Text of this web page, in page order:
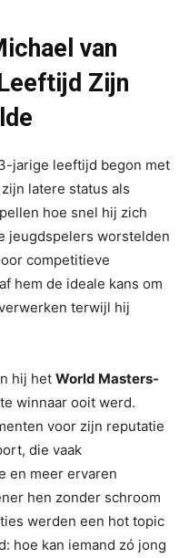
van
Zijn
jarige leeftijd begon met
latere status als
hoe snel hij zich
jeugdspelers worstelden
competitieve
hem de ideale kans om
terwijl hij
hij het World Masters-
winnaar ooit werd.
voor zijn reputatie
die vaak
en meer ervaren
hen zonder schroom
werden een hot topic
hoe kan iemand zó jong